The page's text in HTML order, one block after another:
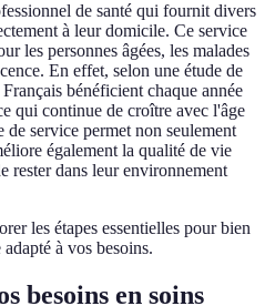
de santé qui fournit divers
à leur domicile. Ce service
les personnes âgées, les malades
En effet, selon une étude de
Français bénéficient chaque année
qui continue de croître avec l'âge
service permet non seulement
également la qualité de vie
rester dans leur environnement
les étapes essentielles pour bien
à vos besoins.
besoins en soins